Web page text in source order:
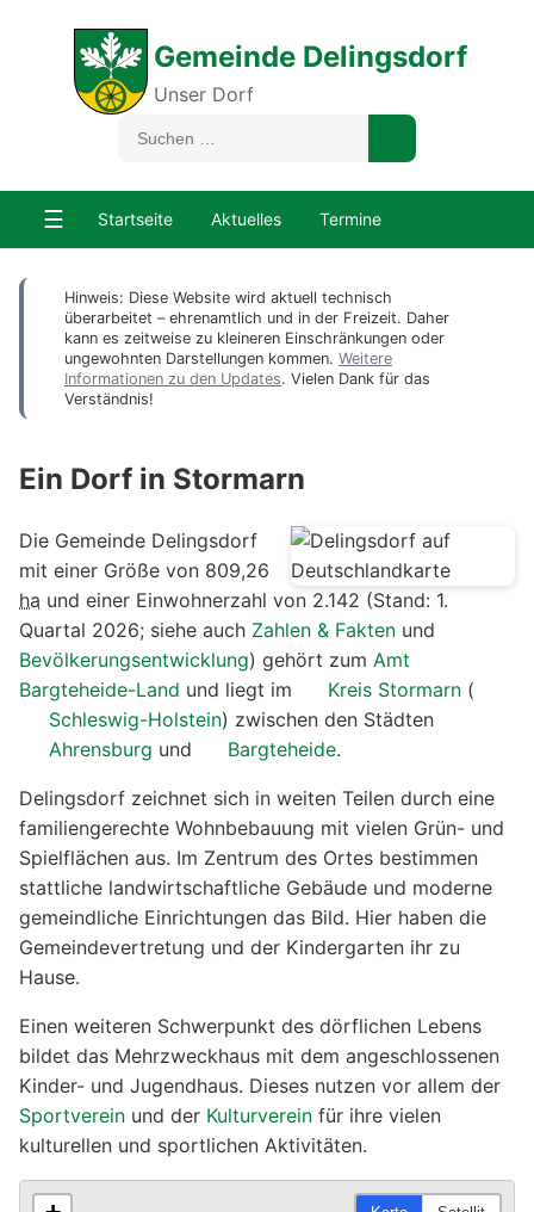
Gemeinde Delingsdorf
Unser Dorf
☰ Startseite Aktuelles Termine
Hinweis: Diese Website wird aktuell technisch
überarbeitet – ehrenamtlich und in der Freizeit. Daher
kann es zeitweise zu kleineren Einschränkungen oder
ungewohnten Darstellungen kommen. Weitere
Informationen zu den Updates. Vielen Dank für das
Verständnis!
Ein Dorf in Stormarn
Die Gemeinde Delingsdorf
mit einer Größe von 809,26
ha und einer Einwohnerzahl von 2.142 (Stand: 1.
Quartal 2026; siehe auch Zahlen & Fakten und
Bevölkerungsentwicklung) gehört zum Amt
Bargteheide-Land und liegt im Kreis Stormarn (
Schleswig-Holstein) zwischen den Städten
Ahrensburg und Bargteheide.
Delingsdorf zeichnet sich in weiten Teilen durch eine
familiengerechte Wohnbebauung mit vielen Grün- und
Spielflächen aus. Im Zentrum des Ortes bestimmen
stattliche landwirtschaftliche Gebäude und moderne
gemeindliche Einrichtungen das Bild. Hier haben die
Gemeindevertretung und der Kindergarten ihr zu
Hause.
Einen weiteren Schwerpunkt des dörflichen Lebens
bildet das Mehrzweckhaus mit dem angeschlossenen
Kinder- und Jugendhaus. Dieses nutzen vor allem der
Sportverein und der Kulturverein für ihre vielen
kulturellen und sportlichen Aktivitäten.